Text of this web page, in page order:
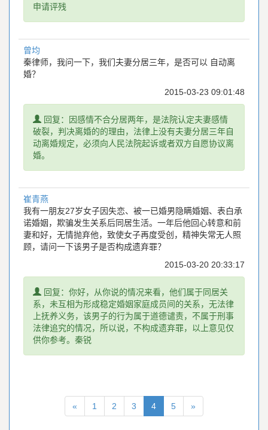
示
申请评残
曾均
秦律师，我问一下，我们夫妻分居三年，是否可以 自动离
婚？
2015-03-23 09:01:48
提
示
回复：因感情不合分居两年，是法院认定夫妻感情
破裂，判决离婚的的理由，法律上没有夫妻分居三年自
动离婚规定，必须向人民法院起诉或者双方自愿协议离
婚。
崔青燕
我有一朋友27岁女子因失恋、被一已婚男隐瞒婚姻、表白承
诺婚姻，欺骗发生关系后同居生活。一年后他回心转意和前
妻和好，无情抛弃他，致使女子再度受创，精神失常无人照
顾，请问一下该男子是否构成遗弃罪？
2015-03-20 20:33:17
提
示
回复：你好，从你说的情况来看，他们属于同居关
系，未互相为形成稳定婚姻家庭成员间的关系，无法律
上抚养义务，该男子的行为属于道德谴责，不属于刑事
法律追究的情况，所以说，不构成遗弃罪，以上意见仅
供你参考。秦锐
« 1 2 3 4(current)
5 »